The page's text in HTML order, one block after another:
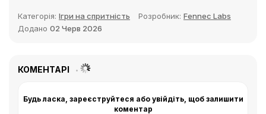
Категорія: Ігри на спритність Розробник: Fennec Labs
Додано 02 Черв 2026
КОМЕНТАРІ
Будь ласка, зареєструйтеся або увійдіть, щоб залишити
коментар